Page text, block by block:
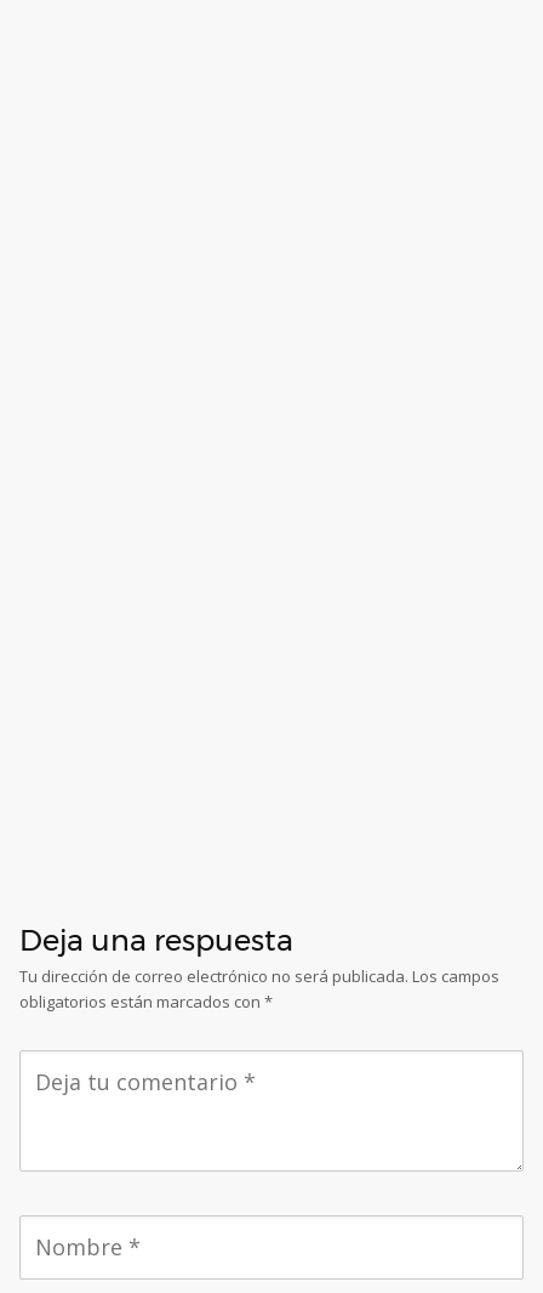
Deja una respuesta
Tu dirección de correo electrónico no será publicada. Los campos
obligatorios están marcados con *